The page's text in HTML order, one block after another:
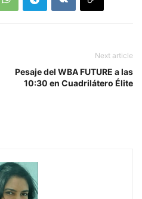
Next article
Pesaje del WBA FUTURE a las
10:30 en Cuadrilátero Élite